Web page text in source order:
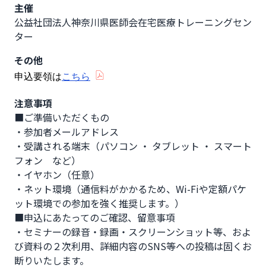
主催
公益社団法人神奈川県医師会在宅医療トレーニングセン
ター
その他
申込要領はこちら
注意事項
■ご準備いただくもの
・参加者メールアドレス
・受講される端末（パソコン ・ タブレット ・ スマート
フォン　など）
・イヤホン（任意）
・ネット環境（通信料がかかるため、Wi-Fiや定額パケ
ット環境での参加を強く推奨します。）
■申込にあたってのご確認、留意事項
・セミナーの録音・録画・スクリーンショット等、およ
び資料の２次利用、詳細内容のSNS等への投稿は固くお
断りいたします。